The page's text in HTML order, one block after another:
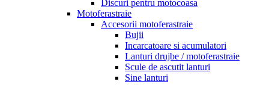
Discuri pentru motocoasa
Motoferastraie
Accesorii motoferastraie
Bujii
Incarcatoare si acumulatori
Lanturi drujbe / motoferastraie
Scule de ascutit lanturi
Sine lanturi